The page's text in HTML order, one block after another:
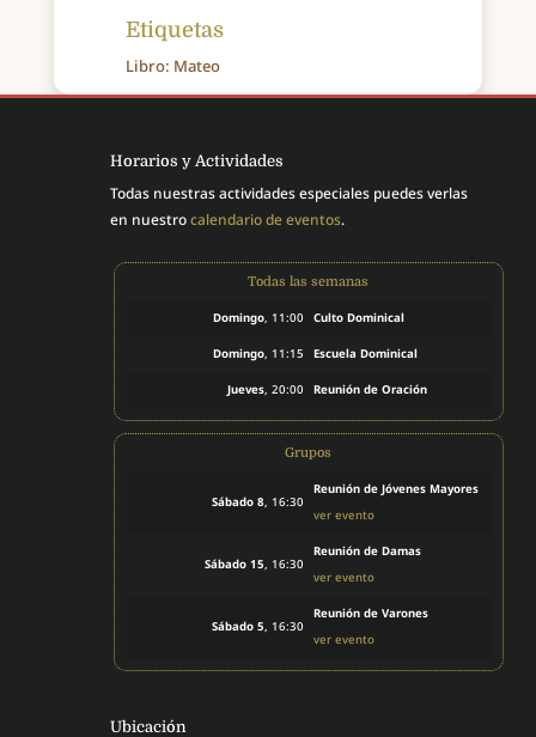
Etiquetas
Libro: Mateo
Horarios y Actividades
Todas nuestras actividades especiales puedes verlas
en nuestrocalendario de eventos.
Todas las semanas
Domingo, 11:00 Culto Dominical
Domingo, 11:15 Escuela Dominical
Jueves, 20:00 Reunión de Oración
Grupos
Sábado 8, 16:30
Reunión de Jóvenes Mayores
ver evento
Sábado 15, 16:30
Reunión de Damas
ver evento
Sábado 5, 16:30
Reunión de Varones
ver evento
Ubicación